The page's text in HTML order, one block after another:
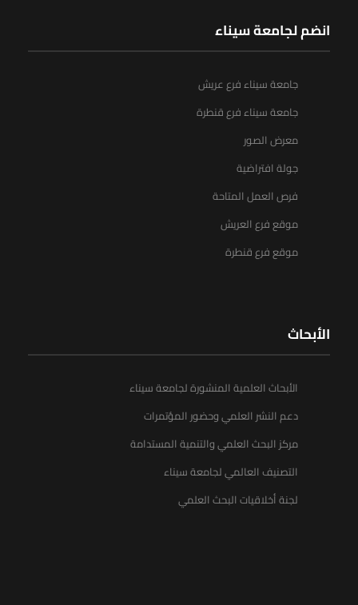
انضم لجامعة سيناء
جامعة سيناء فرع عريش
جامعة سيناء فرع قنطرة
معرض الصور
جولة افتراضية
فرص العمل المتاحة
موقع فرع العريش
موقع فرع قنطرة
الأبحاث
الأبحاث العلمية المنشورة لجامعة سيناء
دعم النشر العلمي وحضور المؤتمرات
مركز البحث العلمي والتنمية المستدامة
التصنيف العالمي لجامعة سيناء
لجنة أخلاقيات البحث العلمي